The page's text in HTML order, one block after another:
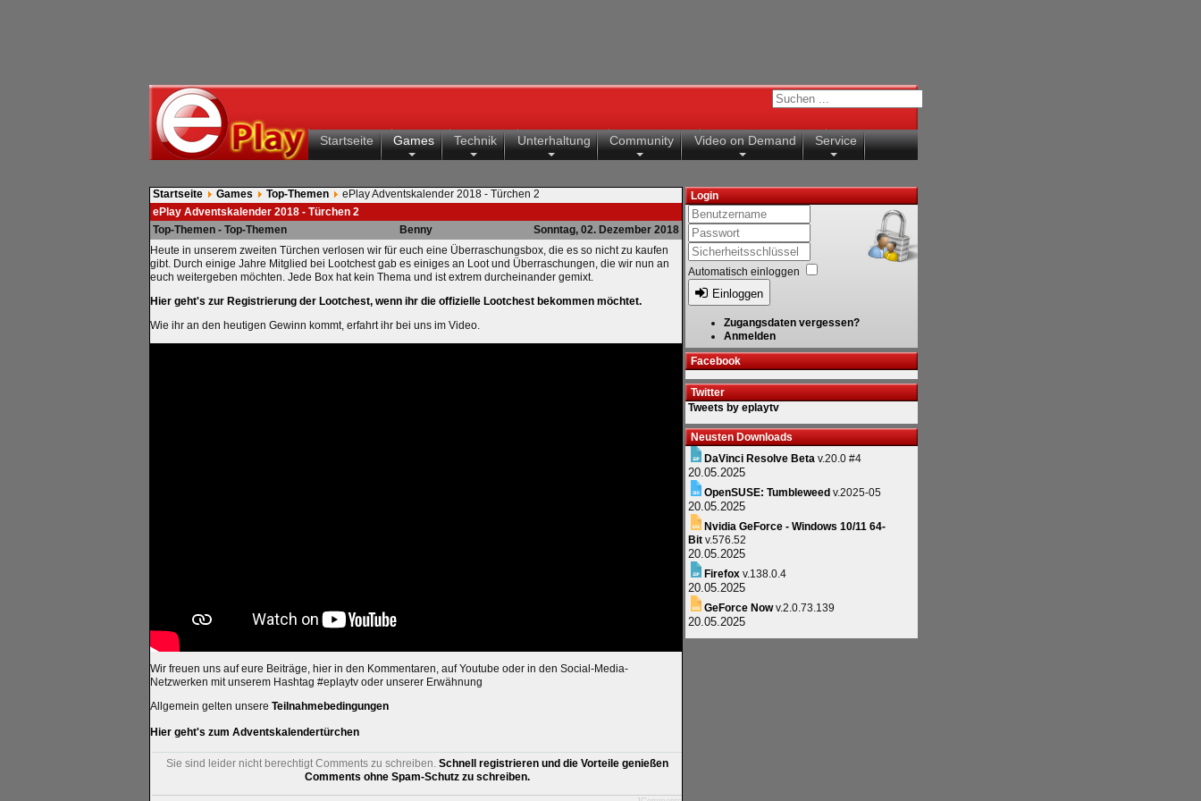
Startseite Games Technik Unterhaltung Community Video on Demand Service
Startseite Games Top-Themen
ePlay Adventskalender 2018 - Türchen 2
ePlay Adventskalender 2018 - Türchen 2
Top-Themen - Top-Themen
Benny
Sonntag, 02. Dezember 2018
Heute in unserem zweiten Türchen verlosen wir für euch eine Überraschungsbox, die es so nicht zu kaufen
gibt. Durch einige Jahre Mitglied bei Lootchest gab es einiges an Loot und Überraschungen, die wir nun an
euch weitergeben möchten. Jede Box hat kein Thema und ist extrem durcheinander gemixt.
Hier geht's zur Registrierung der Lootchest, wenn ihr die offizielle Lootchest bekommen möchtet.
Wie ihr an den heutigen Gewinn kommt, erfahrt ihr bei uns im Video.
Wir freuen uns auf eure Beiträge, hier in den Kommentaren, auf Youtube oder in den Social-Media-
Netzwerken mit unserem Hashtag #eplaytv oder unserer Erwähnung
Allgemein gelten unsere Teilnahmebedingungen
Hier geht's zum Adventskalendertürchen
Sie sind leider nicht berechtigt Comments zu schreiben. Schnell registrieren und die Vorteile genießen
Comments ohne Spam-Schutz zu schreiben.
Login
Automatisch einloggen
Einloggen
Zugangsdaten vergessen?
Anmelden
Facebook
Twitter
Tweets by eplaytv
Neusten Downloads
DaVinci Resolve Beta v.20.0 #4
20.05.2025
OpenSUSE: Tumbleweed v.2025-05
20.05.2025
Nvidia GeForce - Windows 10/11 64-
Bit v.576.52
20.05.2025
Firefox v.138.0.4
20.05.2025
GeForce Nowv.2.0.73.139
20.05.2025